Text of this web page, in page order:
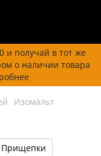
и получай в тот же
о наличии товара
Изомальт
Прищепки